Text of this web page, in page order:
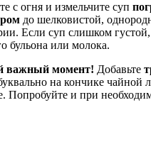
с огня и измельчите суп
до шелковистой,
Если суп слишком
бульона или молока.
важный момент! Добавьте
на кончике чайной
Попробуйте и при